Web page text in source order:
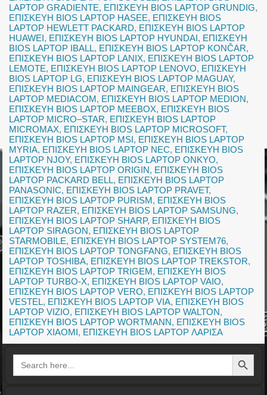
LAPTOP GRADIENTE, ΕΠΙΣΚΕΥΗ BIOS LAPTOP GRUNDIG,
ΕΠΙΣΚΕΥΗ BIOS LAPTOP HASEE, ΕΠΙΣΚΕΥΗ BIOS
LAPTOP HEWLETT PACKARD, ΕΠΙΣΚΕΥΗ BIOS LAPTOP
HUAWEI, ΕΠΙΣΚΕΥΗ BIOS LAPTOP HYUNDAI, ΕΠΙΣΚΕΥΗ
BIOS LAPTOP IBALL, ΕΠΙΣΚΕΥΗ BIOS LAPTOP KONČAR,
ΕΠΙΣΚΕΥΗ BIOS LAPTOP LANIX, ΕΠΙΣΚΕΥΗ BIOS LAPTOP
LEMOTE, ΕΠΙΣΚΕΥΗ BIOS LAPTOP LENOVO, ΕΠΙΣΚΕΥΗ
BIOS LAPTOP LG, ΕΠΙΣΚΕΥΗ BIOS LAPTOP MAGUAY,
ΕΠΙΣΚΕΥΗ BIOS LAPTOP MAINGEAR, ΕΠΙΣΚΕΥΗ BIOS
LAPTOP MEDIACOM, ΕΠΙΣΚΕΥΗ BIOS LAPTOP MEDION,
ΕΠΙΣΚΕΥΗ BIOS LAPTOP MEEBOX, ΕΠΙΣΚΕΥΗ BIOS
LAPTOP MICRO–STAR, ΕΠΙΣΚΕΥΗ BIOS LAPTOP
MICROMAX, ΕΠΙΣΚΕΥΗ BIOS LAPTOP MICROSOFT,
ΕΠΙΣΚΕΥΗ BIOS LAPTOP MSI, ΕΠΙΣΚΕΥΗ BIOS LAPTOP
MYRIA, ΕΠΙΣΚΕΥΗ BIOS LAPTOP NEC, ΕΠΙΣΚΕΥΗ BIOS
LAPTOP NJOY, ΕΠΙΣΚΕΥΗ BIOS LAPTOP ONKYO,
ΕΠΙΣΚΕΥΗ BIOS LAPTOP ORIGIN, ΕΠΙΣΚΕΥΗ BIOS
LAPTOP PACKARD BELL, ΕΠΙΣΚΕΥΗ BIOS LAPTOP
PANASONIC, ΕΠΙΣΚΕΥΗ BIOS LAPTOP PRAVET,
ΕΠΙΣΚΕΥΗ BIOS LAPTOP PURISM, ΕΠΙΣΚΕΥΗ BIOS
LAPTOP RAZER, ΕΠΙΣΚΕΥΗ BIOS LAPTOP SAMSUNG,
ΕΠΙΣΚΕΥΗ BIOS LAPTOP SHARP, ΕΠΙΣΚΕΥΗ BIOS
LAPTOP SIRAGON, ΕΠΙΣΚΕΥΗ BIOS LAPTOP
STARMOBILE, ΕΠΙΣΚΕΥΗ BIOS LAPTOP SYSTEM76,
ΕΠΙΣΚΕΥΗ BIOS LAPTOP TONGFANG, ΕΠΙΣΚΕΥΗ BIOS
LAPTOP TOSHIBA, ΕΠΙΣΚΕΥΗ BIOS LAPTOP TREKSTOR,
ΕΠΙΣΚΕΥΗ BIOS LAPTOP TRIGEM, ΕΠΙΣΚΕΥΗ BIOS
LAPTOP TURBO-X, ΕΠΙΣΚΕΥΗ BIOS LAPTOP VAIO,
ΕΠΙΣΚΕΥΗ BIOS LAPTOP VERO, ΕΠΙΣΚΕΥΗ BIOS LAPTOP
VESTEL, ΕΠΙΣΚΕΥΗ BIOS LAPTOP VIA, ΕΠΙΣΚΕΥΗ BIOS
LAPTOP VIZIO, ΕΠΙΣΚΕΥΗ BIOS LAPTOP WALTON,
ΕΠΙΣΚΕΥΗ BIOS LAPTOP WORTMANN, ΕΠΙΣΚΕΥΗ BIOS
LAPTOP XIAOMI, ΕΠΙΣΚΕΥΗ BIOS LAPTOP ΛΑΡΙΣΑ
Search
for:
Search Button